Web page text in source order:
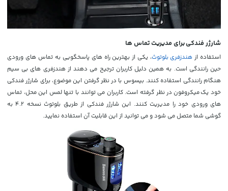
شارژر فندکی برای مدیریت تماس ها
استفاده از هندزفری بلوتوث، یکی از بهترین راه های پاسخگویی به تماس های ورودی
حین رانندگی است. به همین دلیل کاربران ترجیح می دهند از هندزفری های بی سیم
هنگام رانندگی استفاده کنند. بیسوس با در نظر گرفتن این موضوع، برای شارژر فندکی
خود یک میکروفون در نظر گرفته است. کاربران می توانند با تنها لمس این محل، تماس
های ورودی خود را مدیریت کنند. این شارژر فندکی از طریق بلوتوث نسخه 4.2 به
گوشی شما متصل می شود و می توانید از این قابلیت آن استفاده نمایید.